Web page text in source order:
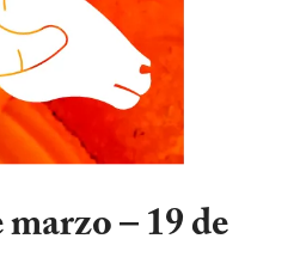
– 19 de